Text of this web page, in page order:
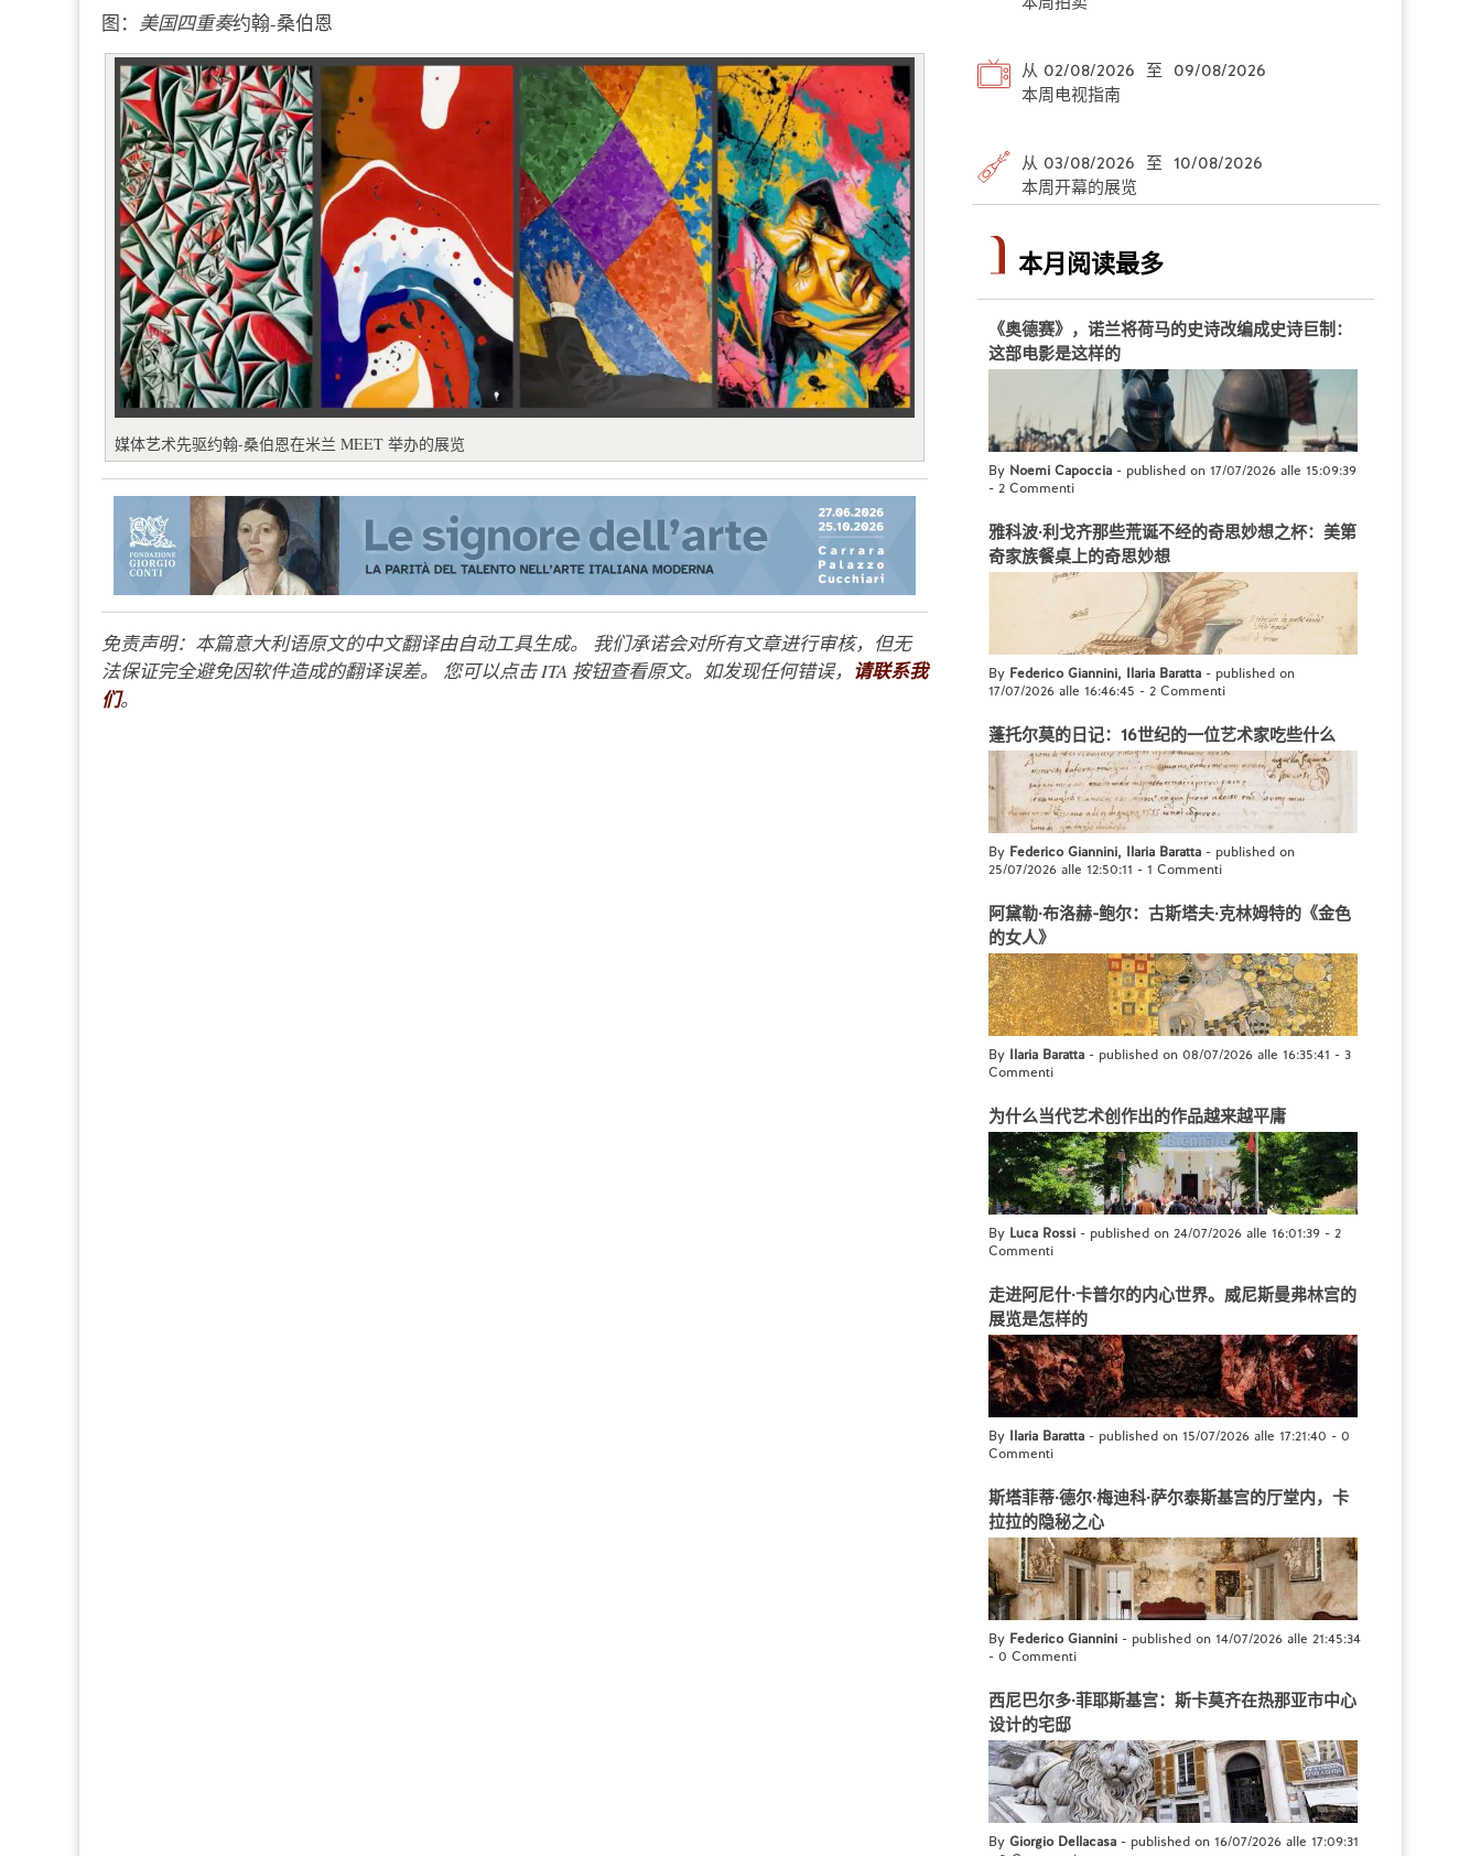
图： 美国四重奏约翰-桑伯恩
媒体艺术先驱约翰-桑伯恩在米兰 MEET 举办的展览
免责声明：本篇意大利语原文的中文翻译由自动工具生成。 我们承诺会对所有文章进行审核，但无
法保证完全避免因软件造成的翻译误差。 您可以点击 ITA 按钮查看原文。如发现任何错误， 请联系我
们。
从 02/08/2026 至 09/08/2026
本周电视指南
从 03/08/2026 至 10/08/2026
本周开幕的展览
本月阅读最多
《奥德赛》，诺兰将荷马的史诗改编成史诗巨制：
这部电影是这样的
By Noemi Capoccia - published on 17/07/2026 alle 15:09:39
- 2 Commenti
雅科波·利戈齐那些荒诞不经的奇思妙想之杯：美第
奇家族餐桌上的奇思妙想
By Federico Giannini, Ilaria Baratta - published on
17/07/2026 alle 16:46:45 - 2 Commenti
蓬托尔莫的日记：16世纪的一位艺术家吃些什么
By Federico Giannini, Ilaria Baratta - published on
25/07/2026 alle 12:50:11 - 1 Commenti
阿黛勒·布洛赫-鲍尔：古斯塔夫·克林姆特的《金色
的女人》
By Ilaria Baratta - published on 08/07/2026 alle 16:35:41 - 3
Commenti
为什么当代艺术创作出的作品越来越平庸
By Luca Rossi - published on 24/07/2026 alle 16:01:39 - 2
Commenti
走进阿尼什·卡普尔的内心世界。威尼斯曼弗林宫的
展览是怎样的
By Ilaria Baratta - published on 15/07/2026 alle 17:21:40 - 0
Commenti
斯塔菲蒂·德尔·梅迪科·萨尔泰斯基宫的厅堂内，卡
拉拉的隐秘之心
By Federico Giannini - published on 14/07/2026 alle 21:45:34
- 0 Commenti
西尼巴尔多·菲耶斯基宫：斯卡莫齐在热那亚市中心
设计的宅邸
By Giorgio Dellacasa - published on 16/07/2026 alle 17:09:31